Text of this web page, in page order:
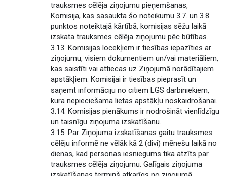
trauksmes cēlēja ziņojumu pieņemšanas,
Komisija, kas sasaukta šo noteikumu 3.7. un 3.8.
punktos noteiktajā kārtībā, komisijas sēžu laikā
izskata trauksmes cēlēja ziņojumu pēc būtības.
3.13. Komisijas locekļiem ir tiesības iepazīties ar
ziņojumu, visiem dokumentiem un/vai materiāliem,
kas saistīti vai attiecas uz Ziņojumā norādītajiem
apstākļiem. Komisijai ir tiesības pieprasīt un
saņemt informāciju no citiem LGS darbiniekiem,
kura nepieciešama lietas apstākļu noskaidrošanai.
3.14. Komisijas pienākums ir nodrošināt vienlīdzīgu
un taisnīgu ziņojuma izskatīšanu.
3.15. Par Ziņojuma izskatīšanas gaitu trauksmes
cēlēju informē ne vēlāk kā 2 (divi) mēnešu laikā no
dienas, kad personas iesniegums tika atzīts par
trauksmes cēlēja ziņojumu. Galīgais ziņojuma